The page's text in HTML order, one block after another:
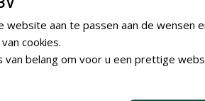
website aan te passen aan de wensen
cookies.
van belang om voor u een prettige